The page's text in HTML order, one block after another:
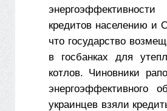
кредитов населению и
что государство
в госбанках для
котлов. Чиновники
энергоэффективного
украинцев взяли